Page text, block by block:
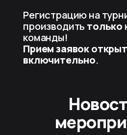
Регистрацию на
производить только
команды!
Прием заявок
включительно.